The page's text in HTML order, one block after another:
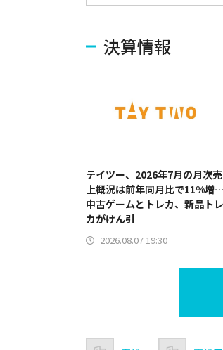
決算情報
テイツー、2026年7月の月次売
上概況は前年同月比で11%増…
中古ゲームとトレカ、新品トレ
カがけん引
2026.08.07 19:30